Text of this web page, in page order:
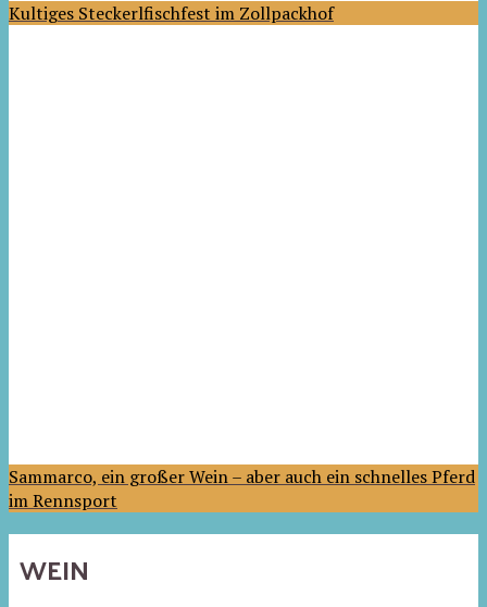
Kultiges Steckerlfischfest im Zollpackhof
Sammarco, ein großer Wein – aber auch ein schnelles Pferd
im Rennsport
WEIN